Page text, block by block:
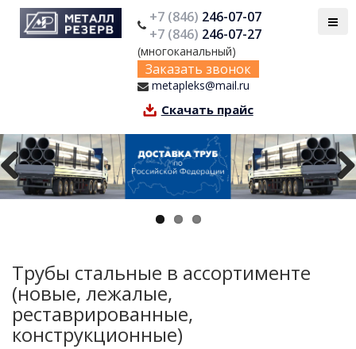
+7 (846) 246-07-07
+7 (846) 246-07-27
(многоканальный)
Заказать звонок
metapleks@mail.ru
Скачать прайс
Previous Next
Трубы стальные в ассортименте
(новые, лежалые,
реставрированные,
конструкционные)